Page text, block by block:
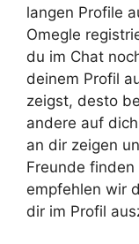
langen Profile
Omegle
du im Chat
deinem Profil
zeigst, desto
andere auf
an dir zeigen
Freunde
empfehlen wir
dir im Profil